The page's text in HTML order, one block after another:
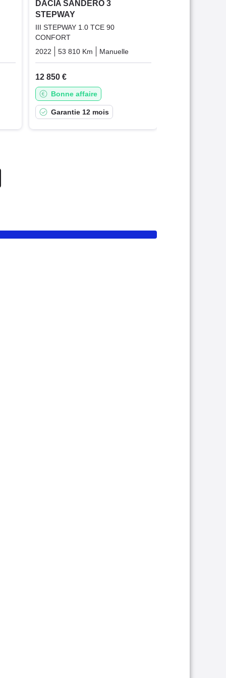
DACIA SANDERO 3
STEPWAY
III STEPWAY 1.0 TCE 90
CONFORT
2022
53 810 Km Manuelle
12 850 €
Bonne affaire
Garantie 12 mois